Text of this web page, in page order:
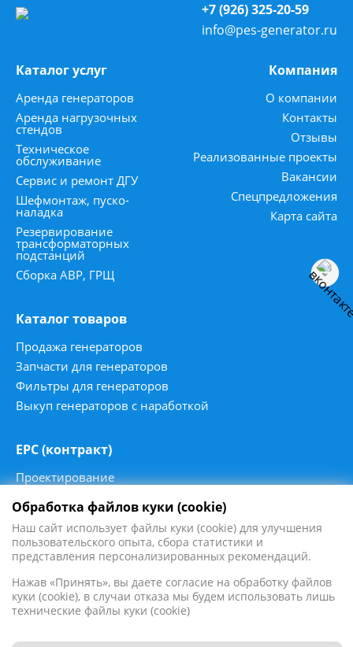
+7 (926) 325-20-59
info@pes-generator.ru
Каталог услуг
Аренда генераторов
Аренда нагрузочных
стендов
Техническое
обслуживание
Сервис и ремонт ДГУ
Шефмонтаж, пуско-
наладка
Резервирование
трансформаторных
подстанций
Сборка АВР, ГРЩ
Компания
О компании
Контакты
Отзывы
Реализованные проекты
Вакансии
Спецпредложения
Карта сайта
Каталог товаров
Продажа генераторов
Запчасти для генераторов
Фильтры для генераторов
Выкуп генераторов с наработкой
ЕРС (контракт)
Проектирование
Мониторинг и диспетчеризация
Автоматизация станций
Синхронизация станций
Обработка файлов куки (cookie)
Наш сайт использует файлы куки (cookie) для улучшения
пользовательского опыта, сбора статистики и
представления персонализированных рекомендаций.
Нажав «Принять», вы даете согласие на обработку файлов
куки (cookie), в случаи отказа мы будем использовать лишь
технические файлы куки (cookie)